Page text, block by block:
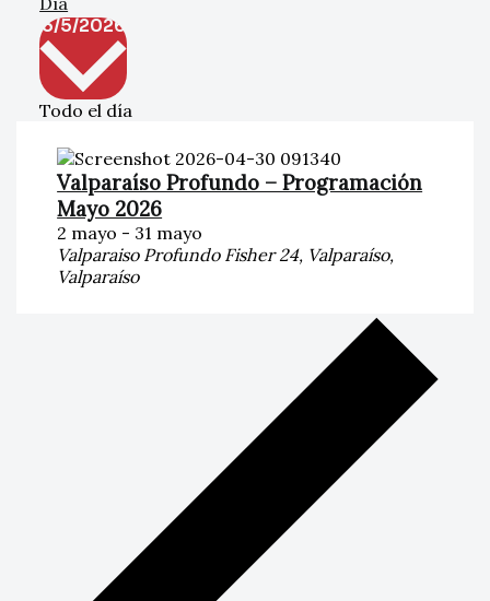
5/5/2026
la
Todo el día
Valparaíso Profundo – Programación
Mayo 2026
2 mayo - 31 mayo
Valparaiso Profundo Fisher 24, Valparaíso,
Valparaíso